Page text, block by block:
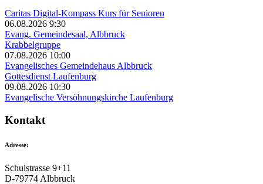
Caritas Digital-Kompass Kurs für Senioren
06.08.2026 9:30
Evang. Gemeindesaal, Albbruck
Krabbelgruppe
07.08.2026 10:00
Evangelisches Gemeindehaus Albbruck
Gottesdienst Laufenburg
09.08.2026 10:30
Evangelische Versöhnungskirche Laufenburg
Kontakt
Adresse:
Schulstrasse 9+11
D-79774 Albbruck